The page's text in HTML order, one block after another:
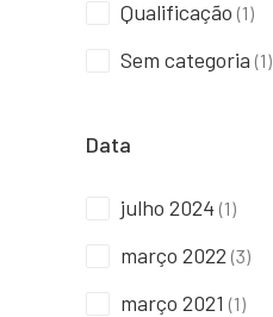
Qualificação (1)
Sem categoria (1)
Data
julho 2024 (1)
março 2022 (3)
março 2021 (1)